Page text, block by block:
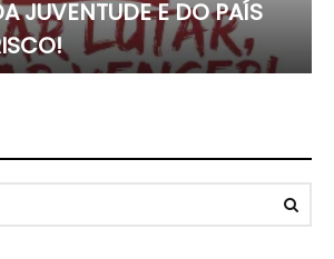
JUVENTUDE E DO PAÍS